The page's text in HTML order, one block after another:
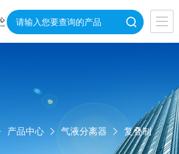
产品中心 气液分离器
复叠制